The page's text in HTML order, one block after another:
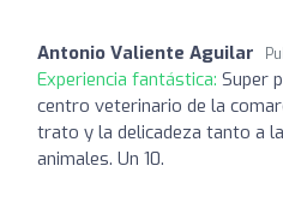
Antonio Valiente Aguilar
Experiencia fantástica: Super
centro veterinario de la
trato y la delicadeza tanto a
animales. Un 10.